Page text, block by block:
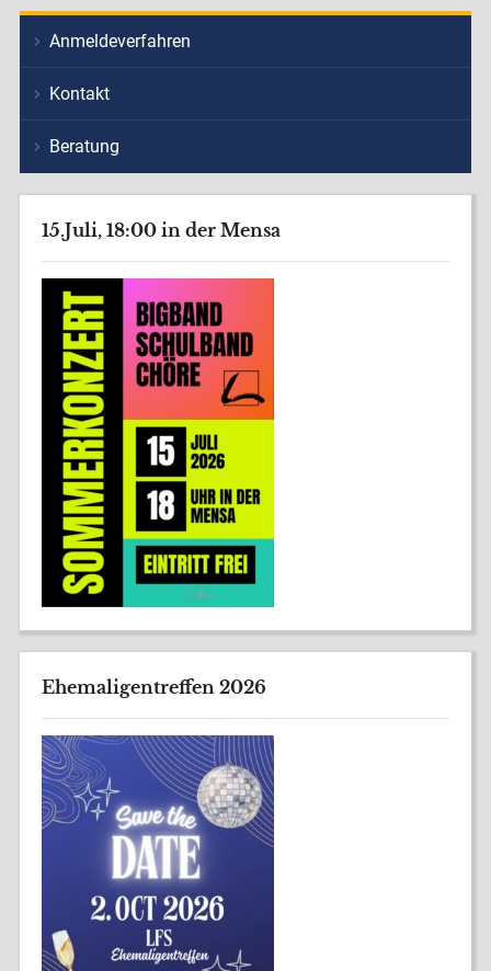
Anmeldeverfahren
Kontakt
Beratung
15.Juli, 18:00 in der Mensa
Ehemaligentreffen 2026